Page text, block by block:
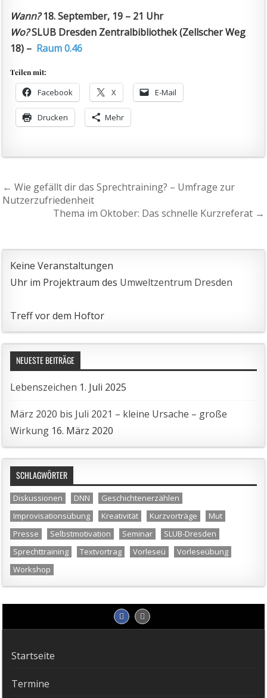
Wann?18. September, 19 – 21 Uhr
Wo?SLUB Dresden Zentralbibliothek (Zellscher Weg
18) – Raum 0.46
Teilen mit:
Facebook X E-Mail
Drucken Mehr
Beitragsnavigation
← Wie gefällt dir das Sprechtraining? – Umfrage zur
Nutzerzufriedenheit
Thema im Oktober: Das schnelle Kurzreferat →
Keine Veranstaltungen
Uhr im Projektraum des Umweltzentrum Dresden
Treff vor dem Hoftor
NEUESTE BEITRÄGE
Lebenszeichen 1. Juli 2025
März 2020 bis Juli 2021 – kleine Ursache – große
Wirkung 16. März 2020
SCHLAGWÖRTER
Diskussionen DNN
Geschichtenerzählen
Improvisationsübung
Kreativität Kurzvorträge
Mut
Presse
Selbstmotivation Seminar
SLUB-Dresden
Sprechttraining
Textvortrag Vorleseü
Vorleseübung
Workshop
Startseite
Termine